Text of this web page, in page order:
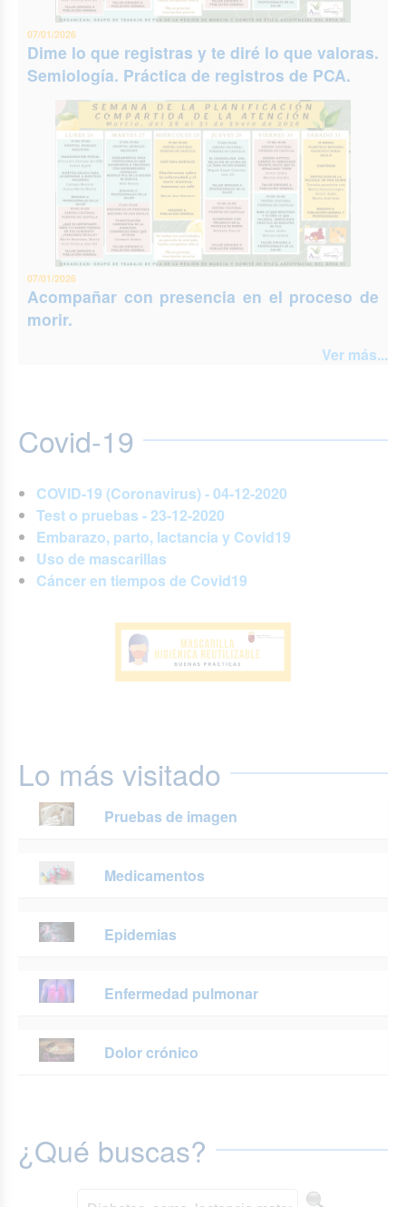
07/01/2026
Dime lo que registras y te diré lo que valoras.
Semiología. Práctica de registros de PCA.
07/01/2026
Acompañar con presencia en el proceso de
morir.
Ver más...
Covid-19
COVID-19 (Coronavirus) - 04-12-2020
Test o pruebas - 23-12-2020
Embarazo, parto, lactancia y Covid19
Uso de mascarillas
Cáncer en tiempos de Covid19
Lo más visitado
Pruebas de imagen
Medicamentos
Epidemias
Enfermedad pulmonar
Dolor crónico
¿Qué buscas?